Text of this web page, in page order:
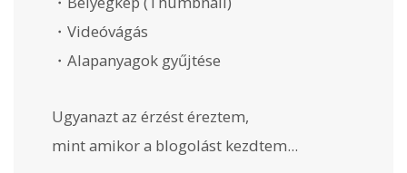
・Videóvágás
・Alapanyagok gyűjtése
Ugyanazt az érzést éreztem,
mint amikor a blogolást kezdtem...